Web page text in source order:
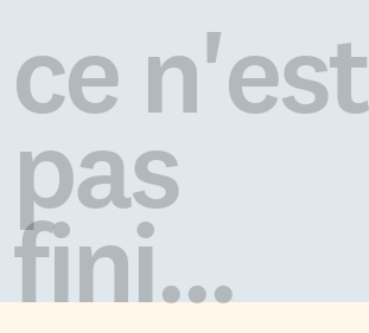
ce n'est
pas
fini...